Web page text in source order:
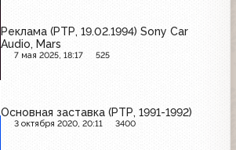
Реклама (РТР, 19.02.1994) Sony Car
Audio, Mars
7 мая 2025, 18:17 525
Основная заставка (РТР, 1991-1992)
3 октября 2020, 20:11 3400